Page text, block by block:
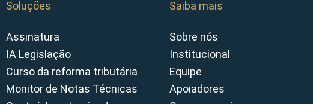
Soluções
Assinatura
IA Legislação
Curso da reforma tributária
Monitor de Notas Técnicas
Saiba mais
Sobre nós
Institucional
Equipe
Apoiadores